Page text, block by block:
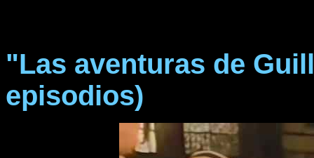
"Las aventuras de
episodios)